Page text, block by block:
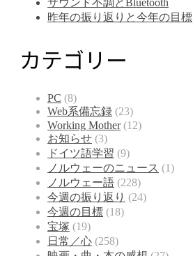
サウンド不調とBluetooth
昨年の振り返りと今年の目標
カテゴリー
PC (8)
Web系備忘録 (23)
Working Mother(12)
お知らせ (3)
ドイツ語学習 (9)
ノルウェーのニュース (1)
ノルウェー語 (228)
今週の振り返り (24)
今週の目標 (18)
宝塚 (19)
日常／心 (258)